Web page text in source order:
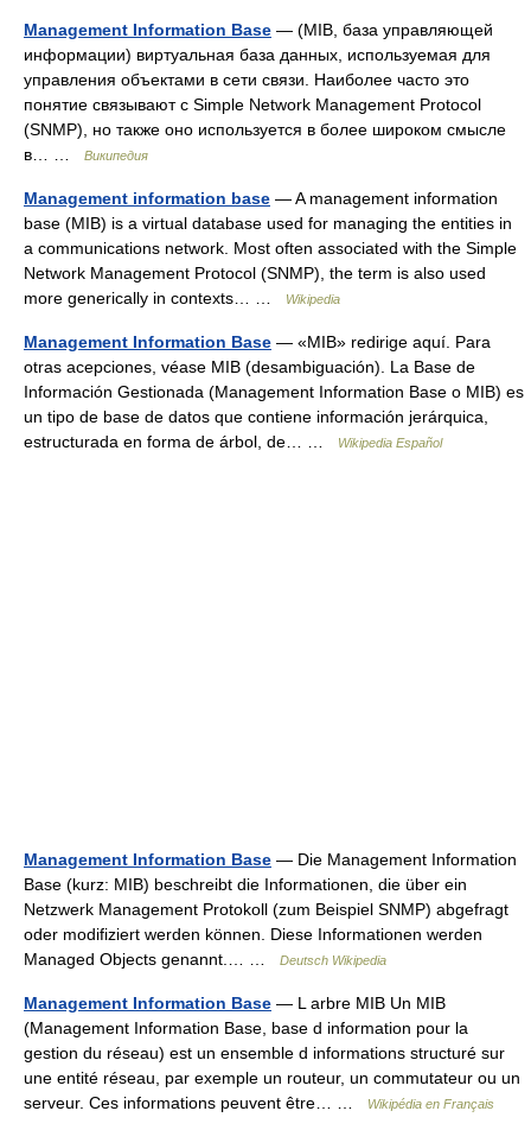
Management Information Base — (MIB, база управляющей
информации) виртуальная база данных, используемая для
управления объектами в сети связи. Наиболее часто это
понятие связывают с Simple Network Management Protocol
(SNMP), но также оно используется в более широком смысле
в… …
Википедия
Management information base — A management information
base (MIB) is a virtual database used for managing the entities in
a communications network. Most often associated with the Simple
Network Management Protocol (SNMP), the term is also used
more generically in contexts… …
Wikipedia
Management Information Base — «MIB» redirige aquí. Para
otras acepciones, véase MIB (desambiguación). La Base de
Información Gestionada (Management Information Base o MIB) es
un tipo de base de datos que contiene información jerárquica,
estructurada en forma de árbol, de… …
Wikipedia Español
Management Information Base — Die Management Information
Base (kurz: MIB) beschreibt die Informationen, die über ein
Netzwerk Management Protokoll (zum Beispiel SNMP) abgefragt
oder modifiziert werden können. Diese Informationen werden
Managed Objects genannt.… …
Deutsch Wikipedia
Management Information Base — L arbre MIB Un MIB
(Management Information Base, base d information pour la
gestion du réseau) est un ensemble d informations structuré sur
une entité réseau, par exemple un routeur, un commutateur ou un
serveur. Ces informations peuvent être… …
Wikipédia en Français